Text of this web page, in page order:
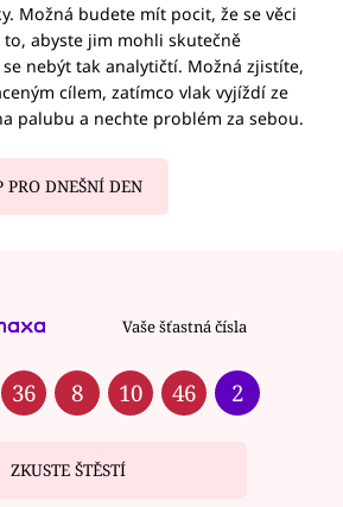
Možná budete mít pocit, že se věci
abyste jim mohli skutečně
nebýt tak analytičtí. Možná zjistíte,
cílem, zatímco vlak vyjíždí ze
palubu a nechte problém za sebou.
PRO DNEŠNÍ DEN
Vaše šťastná čísla
36 8 10 46 2
ZKUSTE ŠTĚSTÍ